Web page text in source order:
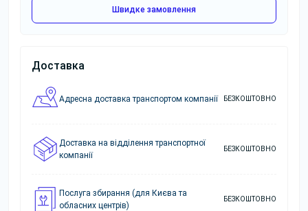
Швидке замовлення
Доставка
Адресна доставка транспортом компанії БЕЗКОШТОВНО
Доставка на відділення транспортної
компанії
БЕЗКОШТОВНО
Послуга збирання (для Києва та
обласних центрів)
БЕЗКОШТОВНО